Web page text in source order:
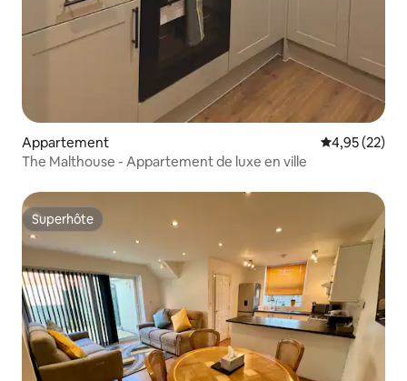
Appartement Évaluation
4,95 (22)
The Malthouse - Appartement de luxe en ville
Superhôte
Superhôte